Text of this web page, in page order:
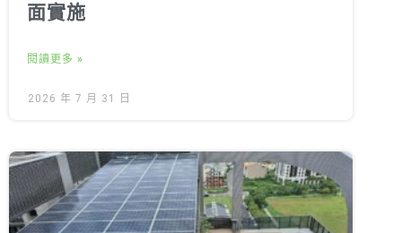
面實施
閱讀更多 »
2026 年 7 月 31 日